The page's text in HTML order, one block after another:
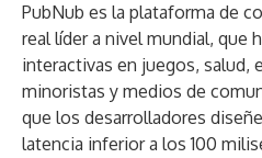
PubNub es la plataforma de
real líder a nivel mundial, que
interactivas en juegos, salud,
minoristas y medios de
que los desarrolladores
latencia inferior a los 100